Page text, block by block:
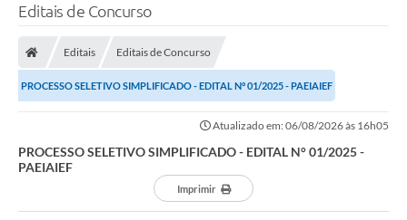
Editais de Concurso
Editais Editais de Concurso
PROCESSO SELETIVO SIMPLIFICADO - EDITAL N° 01/2025 - PAEIAIEF
Atualizado em: 06/08/2026 às 16h05
PROCESSO SELETIVO SIMPLIFICADO - EDITAL N° 01/2025 -
PAEIAIEF
Imprimir